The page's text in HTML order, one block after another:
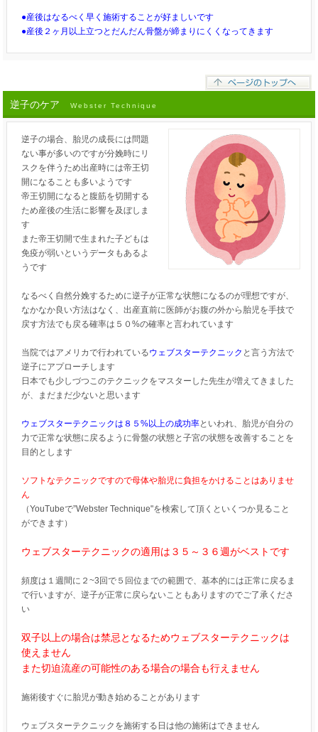
●産後はなるべく早く施術することが好ましいです
●産後２ヶ月以上立つとだんだん骨盤が締まりにくくなってきます
逆子のケア Webster Technique
逆子の場合、胎児の成長には問題
ない事が多いのですが分娩時にリ
スクを伴うため出産時には帝王切
開になることも多いようです
帝王切開になると腹筋を切開する
ため産後の生活に影響を及ぼしま
す
また帝王切開で生まれた子どもは
免疫が弱いというデータもあるよ
うです
なるべく自然分娩するために逆子が正常な状態になるのが理想ですが、
なかなか良い方法はなく、出産直前に医師がお腹の外から胎児を手技で
戻す方法でも戻る確率は５０%の確率と言われています
当院ではアメリカで行われているウェブスターテクニック と言う方法で
逆子にアプローチします
日本でも少しづつこのテクニックをマスターした先生が増えてきました
が、まだまだ少ないと思います
ウェブスターテクニックは８５%以上の成功率といわれ、胎児が自分の
力で正常な状態に戻るように骨盤の状態と子宮の状態を改善することを
目的とします
ソフトなテクニックですので母体や胎児に負担をかけることはありませ
ん
（YouTubeで”Webster Technique"を検索して頂くといくつか見ること
ができます）
ウェブスターテクニックの適用は３５～３６週がベストです
頻度は１週間に２~3回で５回位までの範囲で、基本的には正常に戻るま
で行いますが、逆子が正常に戻らないこともありますのでご了承くださ
い
双子以上の場合は禁忌となるためウェブスターテクニックは
使えません
また切迫流産の可能性のある場合の場合も行えません
施術後すぐに胎児が動き始めることがあります
ウェブスターテクニックを施術する日は他の施術はできません